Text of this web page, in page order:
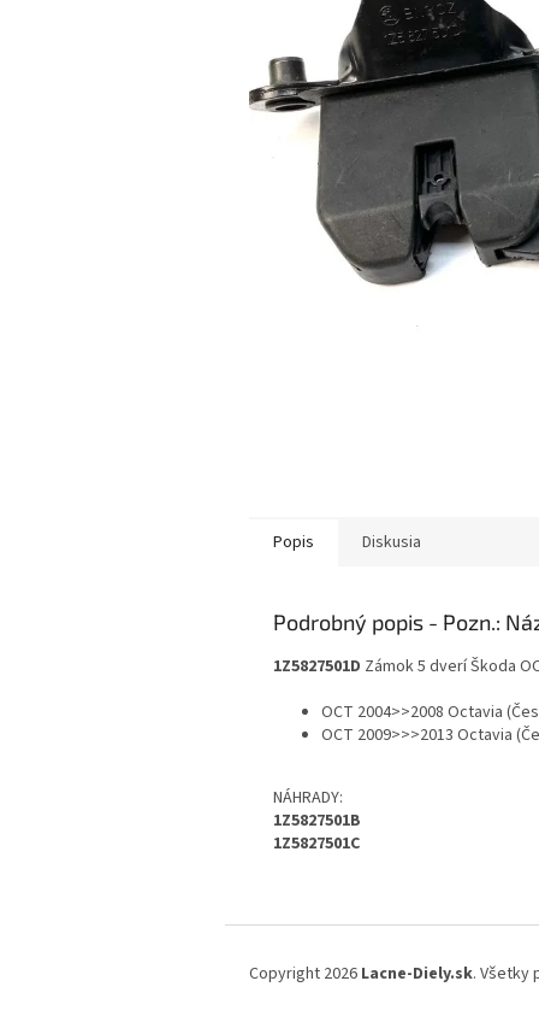
Popis Diskusia
Podrobný popis
1Z5827501D Zámok 5 dverí Škoda
OCT 2004>>2008 Octavia
OCT 2009>>>2013 Octavia
NÁHRADY:
1Z5827501B
1Z5827501C
Copyright 2026 Lacne-Diely.sk. Všetky